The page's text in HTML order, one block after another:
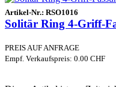
Artikel-Nr.: RSO1016
Solitär Ring 4-Griff-
PREIS AUF ANFRAGE
Empf. Verkaufspreis: 0.00 CHF